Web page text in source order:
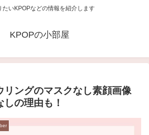
たいKPOPなどの情報を紹介します
KPOPの小部屋
リングのマスクなし素顔画像
の理由も！